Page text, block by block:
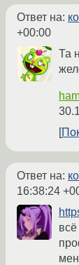
Ответ на:
+00:00
Та
Ответ на:
16:38:24